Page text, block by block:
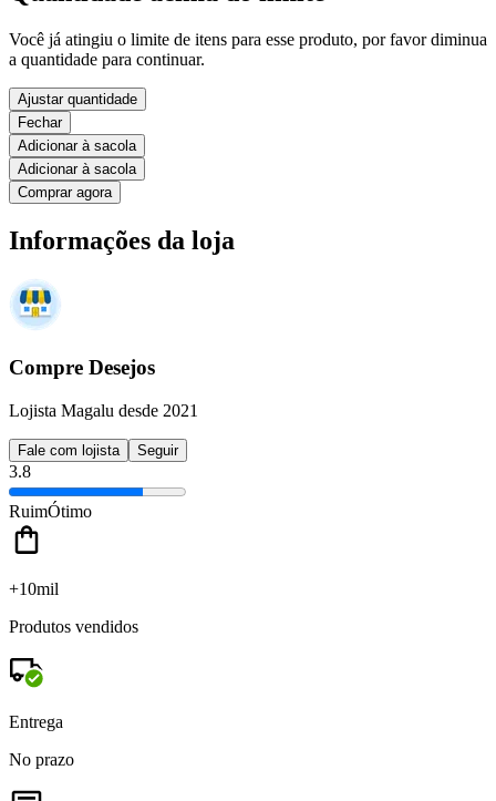
Você já atingiu o limite de itens para esse produto, por favor diminua
a quantidade para continuar.
Ajustar quantidade
Fechar
Adicionar à sacola
Adicionar à sacola
Comprar agora
Informações da loja
Compre Desejos
Lojista Magalu desde 2021
Fale com lojista Seguir
3.8
RuimÓtimo
+10mil
Produtos vendidos
Entrega
No prazo